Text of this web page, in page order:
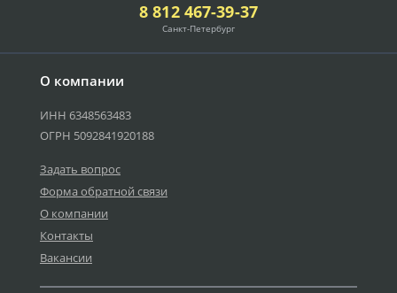
О компании
ИНН 6348563483
ОГРН 5092841920188
Задать вопрос
Форма обратной связи
О компании
Контакты
Вакансии
8 812 467-39-37
Санкт-Петербург